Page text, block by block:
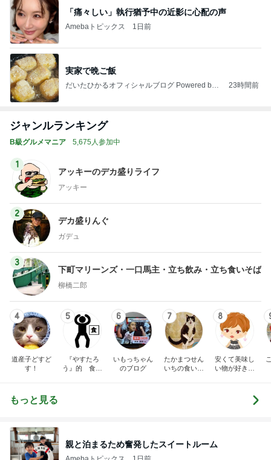
「痛々しい」執行猶予中の近影に心配の声
Amebaトピックス 1日前
実家で晩ご飯
だいたひかるオフィシャルブログ Powered by
23時間前
ジャンルランキング
B級グルメマニア 5,675人参加中
1
アッキーのデカ盛りライフ
アッキー
2
デカ盛りんぐ
ガデュ
3
下町マリーンズ・一口馬主・立ち飲み・立ち食いそば
柳橋二郎
4
道産子どすど
す！
5
『やすたろ
う』的 食の
6
いもっちゃん
のブログ
7
たかまつせん
いちの食い散
8
安くて美味し
い物が好き☆
もっと見る
親と泊まるため奮発したスイートルーム